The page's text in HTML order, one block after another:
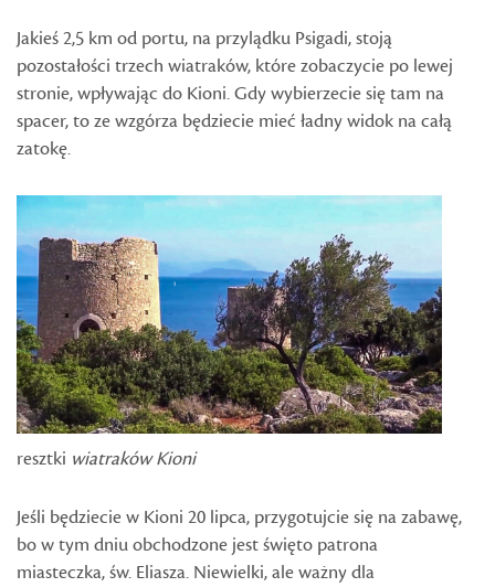
Jakieś 2,5 km od portu, na przylądku Psigadi, stoją
pozostałości trzech wiatraków, które zobaczycie po lewej
stronie, wpływając do Kioni. Gdy wybierzecie się tam na
spacer, to ze wzgórza będziecie mieć ładny widok na całą
zatokę.
resztki wiatraków Kioni
Jeśli będziecie w Kioni 20 lipca, przygotujcie się na zabawę,
bo w tym dniu obchodzone jest święto patrona
miasteczka, św. Eliasza. Niewielki, ale ważny dla